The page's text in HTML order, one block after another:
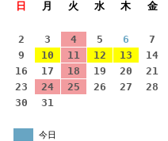
日 月 火 水 木 金
2
3 4 5 6 7
9
10 11 12 13 14
16
17 18 19 20 21
23
24 25 26 27 28
30
31
今日